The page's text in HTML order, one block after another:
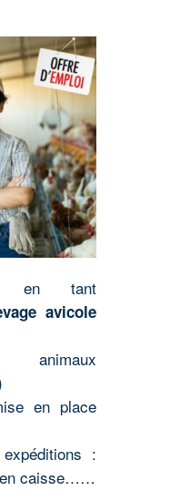
en tant
avicole
en place
:
en caisse……